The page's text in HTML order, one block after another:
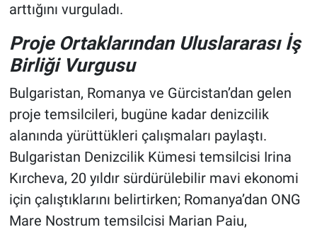
arttığını vurguladı.
Proje Ortaklarından Uluslararası İş
Birliği Vurgusu
Bulgaristan, Romanya ve Gürcistan’dan gelen
proje temsilcileri, bugüne kadar denizcilik
alanında yürüttükleri çalışmaları paylaştı.
Bulgaristan Denizcilik Kümesi temsilcisi Irina
Kırcheva, 20 yıldır sürdürülebilir mavi ekonomi
için çalıştıklarını belirtirken; Romanya’dan ONG
Mare Nostrum temsilcisi Marian Paiu,